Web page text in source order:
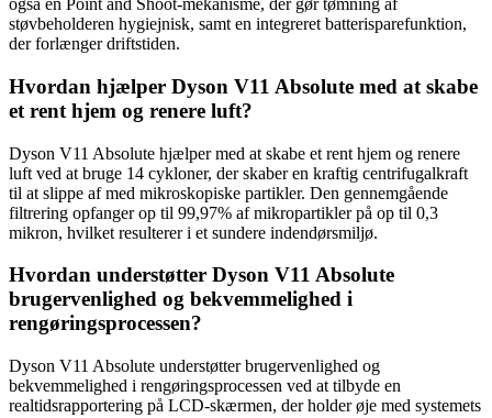
også en Point and Shoot-mekanisme, der gør tømning af
støvbeholderen hygiejnisk, samt en integreret batterisparefunktion,
der forlænger driftstiden.
Hvordan hjælper Dyson V11 Absolute med at skabe
et rent hjem og renere luft?
Dyson V11 Absolute hjælper med at skabe et rent hjem og renere
luft ved at bruge 14 cykloner, der skaber en kraftig centrifugalkraft
til at slippe af med mikroskopiske partikler. Den gennemgående
filtrering opfanger op til 99,97% af mikropartikler på op til 0,3
mikron, hvilket resulterer i et sundere indendørsmiljø.
Hvordan understøtter Dyson V11 Absolute
brugervenlighed og bekvemmelighed i
rengøringsprocessen?
Dyson V11 Absolute understøtter brugervenlighed og
bekvemmelighed i rengøringsprocessen ved at tilbyde en
realtidsrapportering på LCD-skærmen, der holder øje med systemets